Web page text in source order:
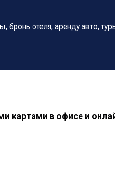
бронь отеля, аренду авто,
картами в офисе и